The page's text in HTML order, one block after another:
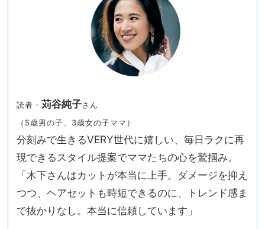
読者・ 苅谷純子さん
（5歳男の子、3歳女の子ママ）
分刻みで生きるVERY世代に嬉しい、毎日ラクに再
現できるスタイル提案でママたちの心を鷲掴み。
「木下さんはカットが本当に上手。ダメージを抑え
つつ、ヘアセットも時短できるのに、トレンド感ま
で抜かりなし。本当に信頼しています」